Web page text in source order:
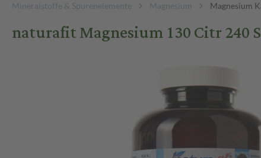
Mineralstoffe & Spurenelemente Magnesium Magnesium
naturafit Magnesium 130 Citr 240